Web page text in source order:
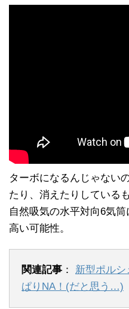
ターボになるんじゃない
たり、消えたりしている
自然吸気の水平対向6気
高い可能性。
関連記事 ： 新型ポルシ
ぱりNA！(だと思う…)